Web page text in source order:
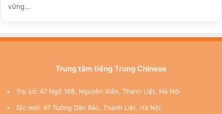
vững…
Trung tâm tiếng Trung Chinese
Trụ sở: 47 Ngõ 168, Nguyễn Xiển, Thanh Liệt, Hà Nội
D/c mới: 47 Tưởng Dân Bảo, Thanh Liệt, Hà Nội